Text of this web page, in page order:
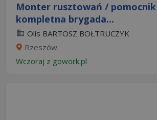
Monter rusztowań /
kompletna brygada...
Olis BARTOSZ BOŁTRUCZYK
Rzeszów
Wczoraj z gowork.pl